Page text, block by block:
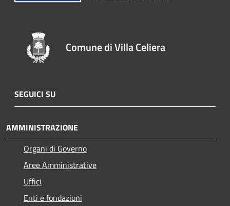
Comune di Villa Celiera
SEGUICI SU
AMMINISTRAZIONE
Organi di Governo
Aree Amministrative
Uffici
Enti e fondazioni